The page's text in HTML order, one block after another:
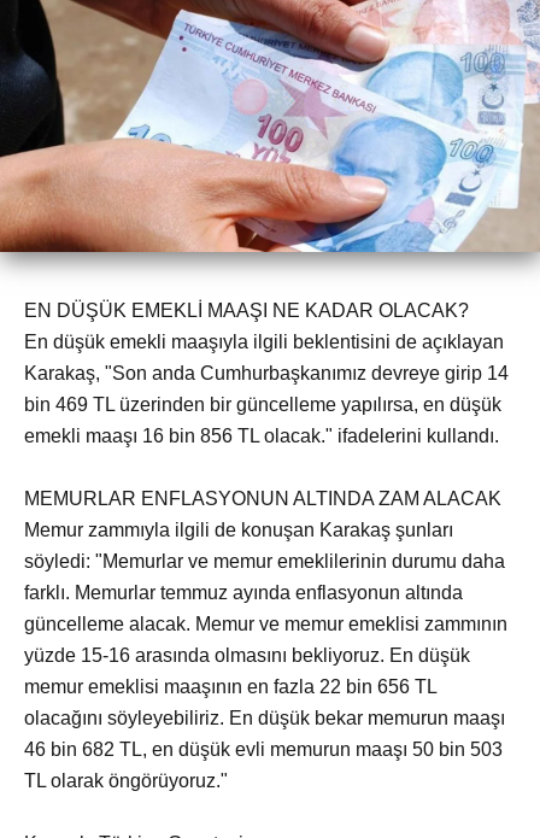
EN DÜŞÜK EMEKLİ MAAŞI NE KADAR OLACAK?
En düşük emekli maaşıyla ilgili beklentisini de açıklayan
Karakaş, "Son anda Cumhurbaşkanımız devreye girip 14
bin 469 TL üzerinden bir güncelleme yapılırsa, en düşük
emekli maaşı 16 bin 856 TL olacak." ifadelerini kullandı.
MEMURLAR ENFLASYONUN ALTINDA ZAM ALACAK
Memur zammıyla ilgili de konuşan Karakaş şunları
söyledi: "Memurlar ve memur emeklilerinin durumu daha
farklı. Memurlar temmuz ayında enflasyonun altında
güncelleme alacak. Memur ve memur emeklisi zammının
yüzde 15-16 arasında olmasını bekliyoruz. En düşük
memur emeklisi maaşının en fazla 22 bin 656 TL
olacağını söyleyebiliriz. En düşük bekar memurun maaşı
46 bin 682 TL, en düşük evli memurun maaşı 50 bin 503
TL olarak öngörüyoruz."